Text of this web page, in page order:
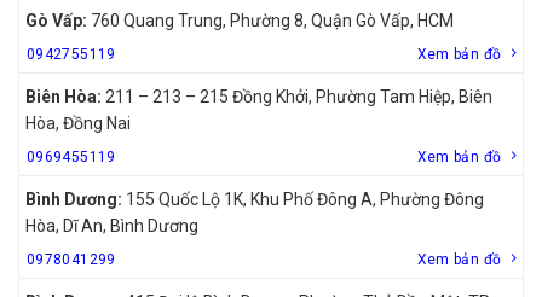
Gò Vấp: 760 Quang Trung, Phường 8, Quận Gò Vấp, HCM
0942755119 Xem bản đồ
Biên Hòa: 211 – 213 – 215 Đồng Khởi, Phường Tam Hiệp, Biên
Hòa, Đồng Nai
0969455119 Xem bản đồ
Bình Dương: 155 Quốc Lộ 1K, Khu Phố Đông A, Phường Đông
Hòa, Dĩ An, Bình Dương
0978041299 Xem bản đồ